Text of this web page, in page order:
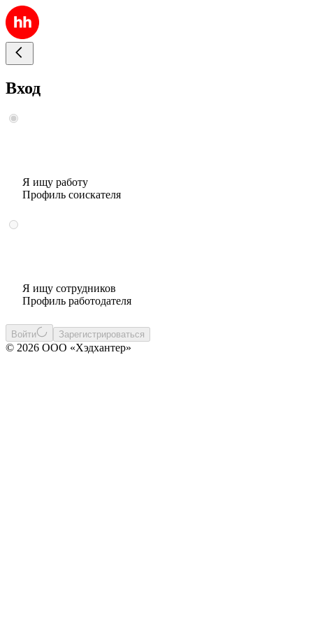
Вход
Я ищу работу
Профиль соискателя
Я ищу сотрудников
Профиль работодателя
Войти Зарегистрироваться
© 2026 ООО «Хэдхантер»